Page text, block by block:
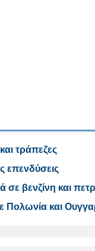
τράπεζες
επενδύσεις
βενζίνη και
και